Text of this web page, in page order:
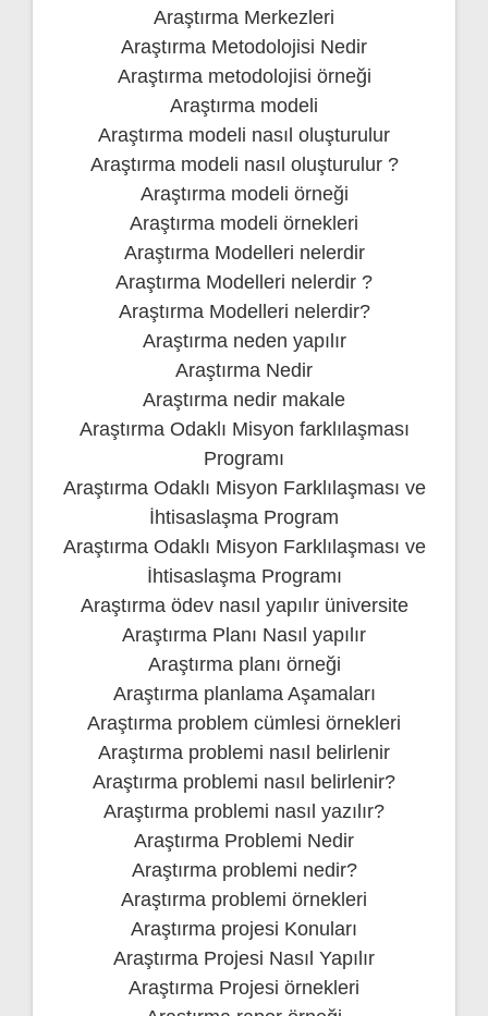
Araştırma Merkezleri
Araştırma Metodolojisi Nedir
Araştırma metodolojisi örneği
Araştırma modeli
Araştırma modeli nasıl oluşturulur
Araştırma modeli nasıl oluşturulur ?
Araştırma modeli örneği
Araştırma modeli örnekleri
Araştırma Modelleri nelerdir
Araştırma Modelleri nelerdir ?
Araştırma Modelleri nelerdir?
Araştırma neden yapılır
Araştırma Nedir
Araştırma nedir makale
Araştırma Odaklı Misyon farklılaşması
Programı
Araştırma Odaklı Misyon Farklılaşması ve
İhtisaslaşma Program
Araştırma Odaklı Misyon Farklılaşması ve
İhtisaslaşma Programı
Araştırma ödev nasıl yapılır üniversite
Araştırma Planı Nasıl yapılır
Araştırma planı örneği
Araştırma planlama Aşamaları
Araştırma problem cümlesi örnekleri
Araştırma problemi nasıl belirlenir
Araştırma problemi nasıl belirlenir?
Araştırma problemi nasıl yazılır?
Araştırma Problemi Nedir
Araştırma problemi nedir?
Araştırma problemi örnekleri
Araştırma projesi Konuları
Araştırma Projesi Nasıl Yapılır
Araştırma Projesi örnekleri